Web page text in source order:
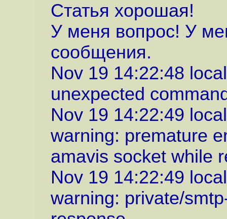
Статья хорошая!
У меня вопрос! У
сообщения.
Nov 19 14:22:48
unexpected
Nov 19 14:22:49
warning: premature
amavis socket while
Nov 19 14:22:49
warning: private/